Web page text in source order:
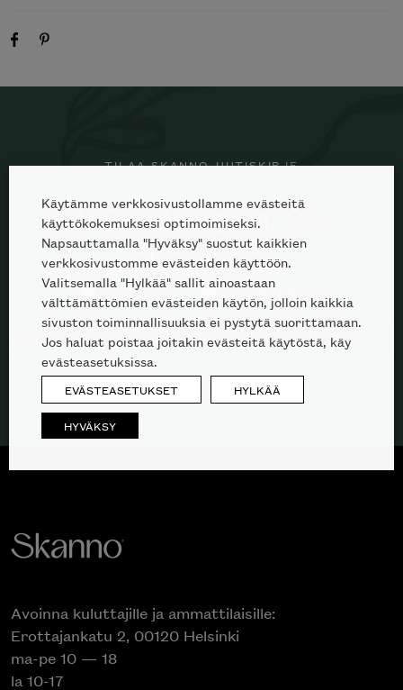
TILAA SKANNO-UUTISKIRJE
100% designia. 0%
spämmiä.
Kuluttajille Ammattilaisille
TILAA
Avoinna kuluttajille ja ammattilaisille:
Erottajankatu 2, 00120 Helsinki
ma-pe 10 — 18
la 10-17
Käytämme verkkosivustollamme evästeitä
käyttökokemuksesi optimoimiseksi.
Napsauttamalla "Hyväksy" suostut kaikkien
verkkosivustomme evästeiden käyttöön.
Valitsemalla "Hylkää" sallit ainoastaan
välttämättömien evästeiden käytön, jolloin kaikkia
sivuston toiminnallisuuksia ei pystytä suorittamaan.
Jos haluat poistaa joitakin evästeitä käytöstä, käy
evästeasetuksissa.
EVÄSTEASETUKSET HYLKÄÄ
HYVÄKSY